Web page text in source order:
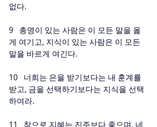
없다.
9   총명이 있는 사람은 이 모든 말을 옳
게 여기고, 지식이 있는 사람은 이 모든
말을 바르게 여긴다.
10   너희는 은을 받기보다는 내 훈계를
받고, 금을 선택하기보다는 지식을 선택
하여라.
11   참으로 지혜는 진주보다 좋으며, 네